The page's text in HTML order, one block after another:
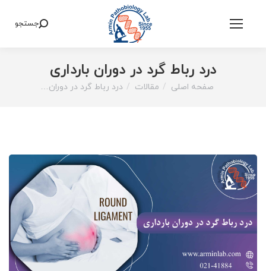
Search:
جستجو
درد رباط گرد در دوران بارداری
You are here:
صفحه اصلی مقالات درد رباط گرد در دوران…